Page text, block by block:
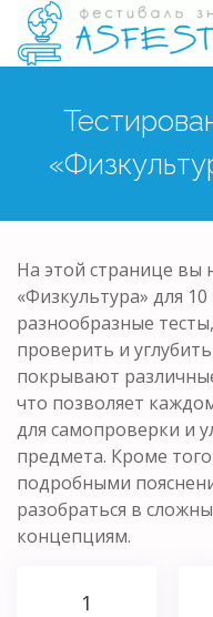
На этой странице вы
«Физкультура» для
разнообразные
проверить и
покрывают
что позволяет
для самопроверки и
предмета. Кроме
подробными
разобраться в
концепциям.
1